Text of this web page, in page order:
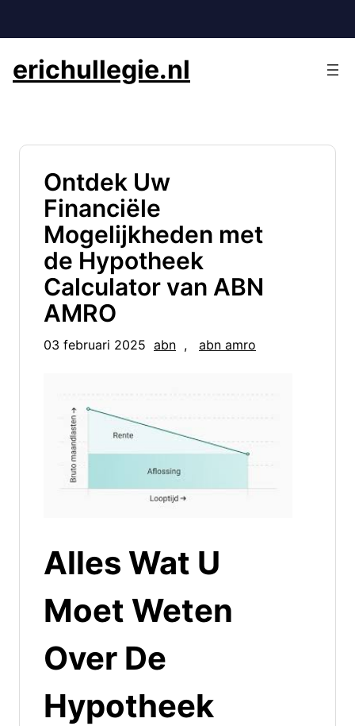
inhoud
erichullegie.nl
Ontdek Uw
Financiële
Mogelijkheden met
de Hypotheek
Calculator van ABN
AMRO
03 februari 2025 abn , abn amro
Alles Wat U
Moet Weten
Over De
Hypotheek